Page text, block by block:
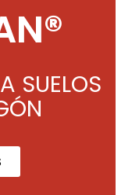
SUELOS